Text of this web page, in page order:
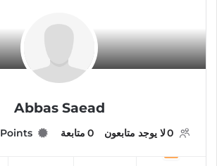
Abbas Saead
لا يوجد متابعون 0 متابعة Points